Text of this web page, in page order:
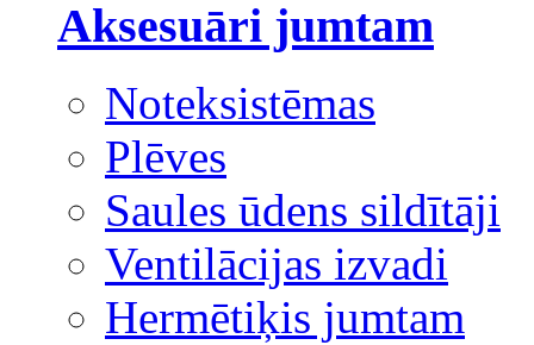
Aksesuāri jumtam
Noteksistēmas
Plēves
Saules ūdens sildītāji
Ventilācijas izvadi
Hermētiķis jumtam